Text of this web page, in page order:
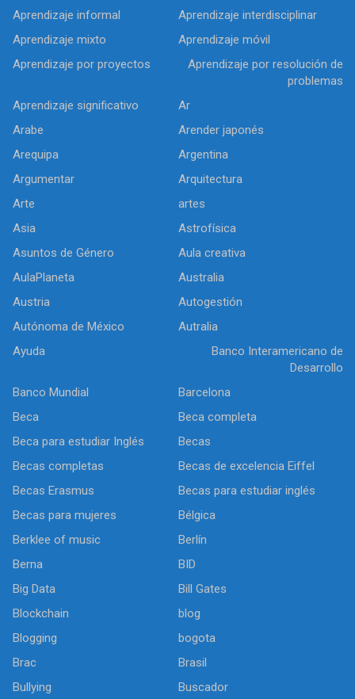
Aprendizaje informal
Aprendizaje interdisciplinar
Aprendizaje mixto
Aprendizaje móvil
Aprendizaje por proyectos
Aprendizaje por resolución de
problemas
Aprendizaje significativo
Ar
Arabe
Arender japonés
Arequipa
Argentina
Argumentar
Arquitectura
Arte
artes
Asia
Astrofísica
Asuntos de Género
Aula creativa
AulaPlaneta
Australia
Austria
Autogestión
Autónoma de México
Autralia
Ayuda
Banco Interamericano de
Desarrollo
Banco Mundial
Barcelona
Beca
Beca completa
Beca para estudiar Inglés
Becas
Becas completas
Becas de excelencia Eiffel
Becas Erasmus
Becas para estudiar inglés
Becas para mujeres
Bélgica
Berklee of music
Berlín
Berna
BID
Big Data
Bill Gates
Blockchain
blog
Blogging
bogota
Brac
Brasil
Bullying
Buscador